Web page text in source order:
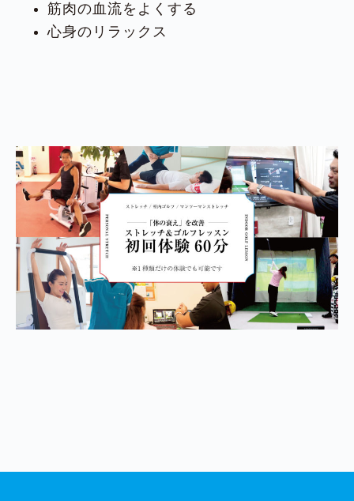
筋肉の血流をよくする
心身のリラックス